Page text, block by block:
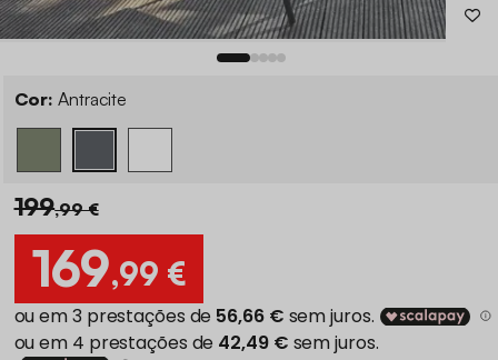
Cor: Antracite
199,99 €
169,99 €